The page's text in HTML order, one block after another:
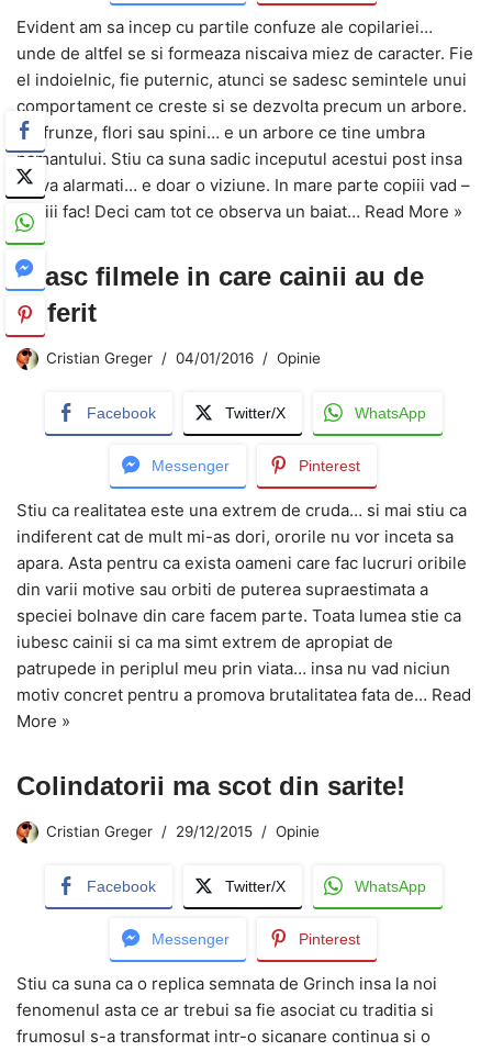
Evident am sa incep cu partile confuze ale copilariei…
unde de altfel se si formeaza niscaiva miez de caracter. Fie
el indoielnic, fie puternic, atunci se sadesc semintele unui
comportament ce creste si se dezvolta precum un arbore.
Cu frunze, flori sau spini… e un arbore ce tine umbra
pamantului. Stiu ca suna sadic inceputul acestui post insa
nu va alarmati… e doar o viziune. In mare parte copiii vad –
copiii fac! Deci cam tot ce observa un baiat… Read More »
Urasc filmele in care cainii au de
suferit
Cristian Greger 04/01/2016 Opinie
Facebook Twitter/X WhatsApp
Messenger Pinterest
Stiu ca realitatea este una extrem de cruda… si mai stiu ca
indiferent cat de mult mi-as dori, ororile nu vor inceta sa
apara. Asta pentru ca exista oameni care fac lucruri oribile
din varii motive sau orbiti de puterea supraestimata a
speciei bolnave din care facem parte. Toata lumea stie ca
iubesc cainii si ca ma simt extrem de apropiat de
patrupede in periplul meu prin viata… insa nu vad niciun
motiv concret pentru a promova brutalitatea fata de… Read
More »
Colindatorii ma scot din sarite!
Cristian Greger 29/12/2015 Opinie
Facebook Twitter/X WhatsApp
Messenger Pinterest
Stiu ca suna ca o replica semnata de Grinch insa la noi
fenomenul asta ce ar trebui sa fie asociat cu traditia si
frumosul s-a transformat intr-o sicanare continua si o